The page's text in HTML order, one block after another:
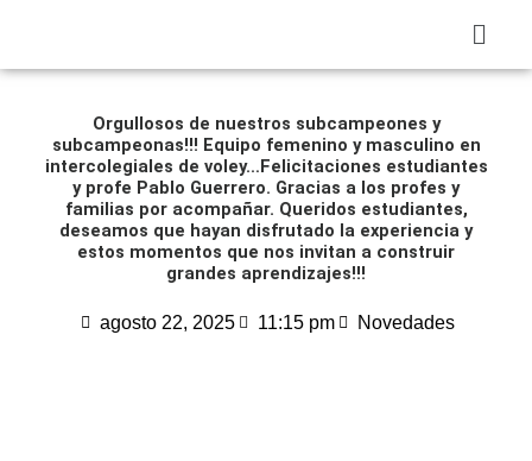
contenido
Menú
Orgullosos de nuestros subcampeones y
subcampeonas!!! Equipo femenino y masculino en
intercolegiales de voley…Felicitaciones estudiantes
y profe Pablo Guerrero. Gracias a los profes y
familias por acompañar. Queridos estudiantes,
deseamos que hayan disfrutado la experiencia y
estos momentos que nos invitan a construir
grandes aprendizajes!!!
agosto 22, 2025 11:15 pm Novedades